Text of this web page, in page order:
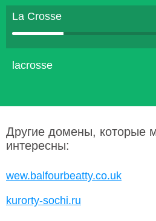
La Crosse
lacrosse
Другие домены, которые
интересны:
wew.balfourbeatty.co.uk
kurorty-sochi.ru